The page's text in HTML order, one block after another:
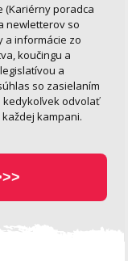
(Kariérny poradca
newletterov so
a informácie zo
koučingu a
a
so zasielaním
kedykoľvek odvolať
kampani.